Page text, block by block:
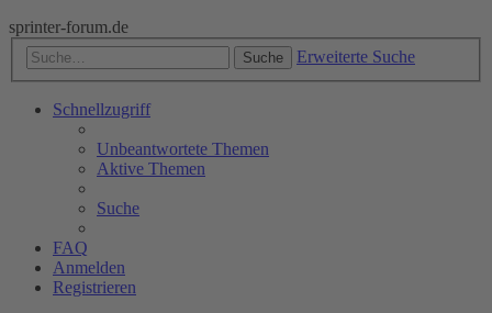
sprinter-forum.de
Suche Erweiterte Suche
Schnellzugriff
Unbeantwortete Themen
Aktive Themen
Suche
FAQ
Anmelden
Registrieren